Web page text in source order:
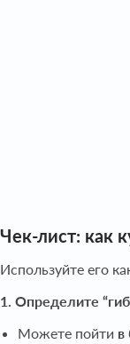
Чек-лист: как
Используйте его
1. Определите
Можете пойти в